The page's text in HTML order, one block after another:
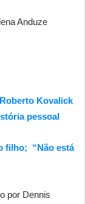
Anduze
Kovalick
pessoal
filho; “Não está
por Dennis